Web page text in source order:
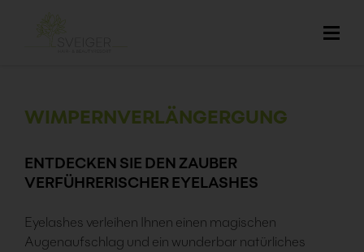
WIMPERNVERLÄNGERGUNG
ENTDECKEN SIE DEN ZAUBER
VERFÜHRERISCHER EYELASHES
Eyelashes verleihen Ihnen einen magischen
Augenaufschlag und ein wunderbar natürliches